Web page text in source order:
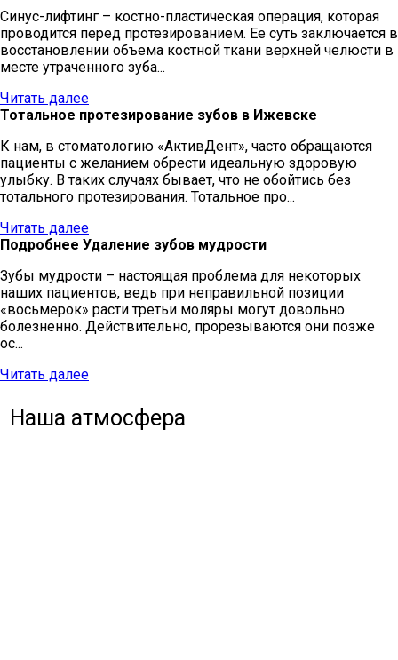
Синус-лифтинг – костно-пластическая операция, которая
проводится перед протезированием. Ее суть заключается в
восстановлении объема костной ткани верхней челюсти в
месте утраченного зуба...
Читать далее
Тотальное протезирование зубов в Ижевске
К нам, в стоматологию «АктивДент», часто обращаются
пациенты с желанием обрести идеальную здоровую
улыбку. В таких случаях бывает, что не обойтись без
тотального протезирования. Тотальное про...
Читать далее
Подробнее Удаление зубов мудрости
Зубы мудрости – настоящая проблема для некоторых
наших пациентов, ведь при неправильной позиции
«восьмерок» расти третьи моляры могут довольно
болезненно. Действительно, прорезываются они позже
ос...
Читать далее
Наша атмосфера